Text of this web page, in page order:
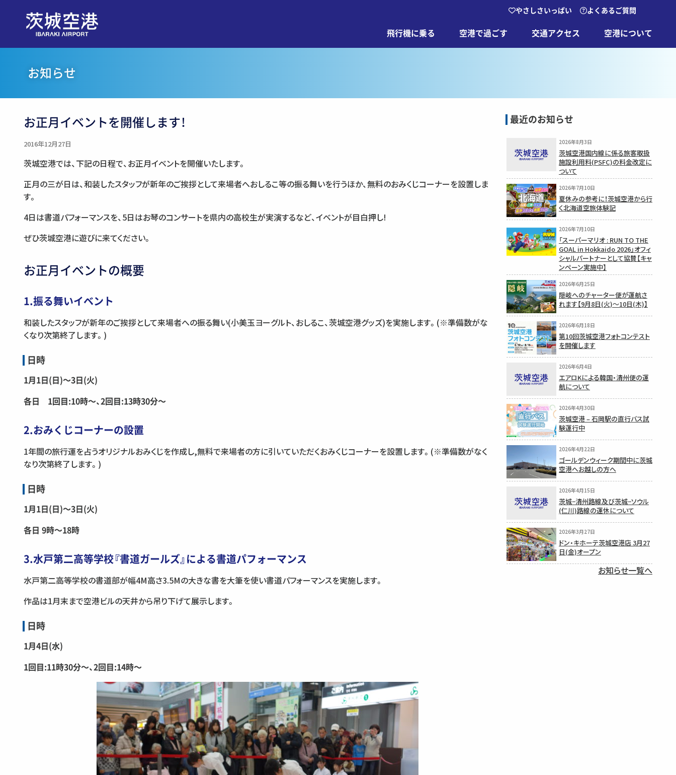
やさしさいっぱい よくあるご質問
飛行機に乗る 空港で過ごす 交通アクセス 空港について
お知らせ
お正月イベントを開催します！
2016年12月27日
茨城空港では、下記の日程で、お正月イベントを開催いたします。
正月の三が日は、和装したスタッフが新年のご挨拶として来場者へおしるこ等の振る舞いを行うほか、無料のおみくじコーナーを設置しま
す。
4日は書道パフォーマンスを、5日はお琴のコンサートを県内の高校生が実演するなど、イベントが目白押し!
ぜひ茨城空港に遊びに来てください。
お正月イベントの概要
1.振る舞いイベント
和装したスタッフが新年のご挨拶として来場者への振る舞い(小美玉ヨーグルト、おしるこ、茨城空港グッズ)を実施します。(※準備数がな
くなり次第終了します。)
日時
1月1日(日)〜3日(火)
各日 1回目:10時〜、2回目:13時30分〜
2.おみくじコーナーの設置
1年間の旅行運を占うオリジナルおみくじを作成し,無料で来場者の方に引いていただくおみくじコーナーを設置します。(※準備数がなく
なり次第終了します。)
日時
1月1日(日)〜3日(火)
各日 9時〜18時
3.水戸第二高等学校『書道ガールズ』による書道パフォーマンス
水戸第二高等学校の書道部が幅4M高さ3.5Mの大きな書を大筆を使い書道パフォーマンスを実施します。
作品は1月末まで空港ビルの天井から吊り下げて展示します。
日時
1月4日(水)
1回目:11時30分〜、2回目:14時〜
最近のお知らせ
2026年8月3日
茨城空港国内線に係る旅客取扱
施設利用料(PSFC)の料金改定に
ついて
2026年7月10日
夏休みの参考に！茨城空港から行
く北海道空旅体験記
2026年7月10日
「スーパーマリオ : RUN TO THE
GOAL in Hokkaido 2026」オフィ
シャルパートナーとして協賛【キャ
ンペーン実施中】
2026年6月25日
隠岐へのチャーター便が運航さ
れます【9月8日(火)〜10日(木)】
2026年6月18日
第10回茨城空港フォトコンテスト
を開催します
2026年6月4日
エアロKによる韓国・清州便の運
航について
2026年4月30日
茨城空港 – 石岡駅の直行バス試
験運行中
2026年4月22日
ゴールデンウィーク期間中に茨城
空港へお越しの方へ
2026年4月15日
茨城−清州路線及び茨城−ソウル
(仁川)路線の運休について
2026年3月27日
ドン・キホーテ茨城空港店 3月27
日(金)オープン
お知らせ一覧へ